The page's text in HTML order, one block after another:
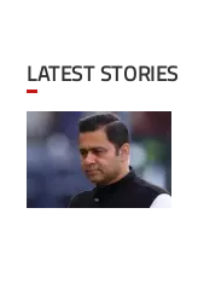
LATEST STORIES